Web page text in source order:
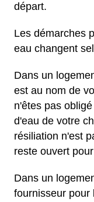
départ.
Les démarches
eau changent
Dans un
est au nom de
n'êtes pas
d'eau de votre
résiliation n'est
reste ouvert
Dans un
fournisseur pour